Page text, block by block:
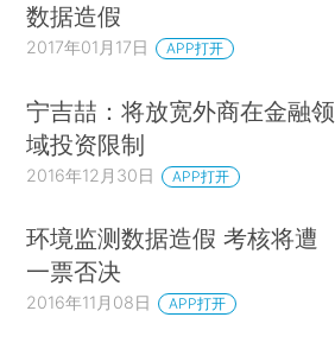
数据造假
2017年01月17日 APP打开
宁吉喆：将放宽外商在金融领
域投资限制
2016年12月30日 APP打开
环境监测数据造假 考核将遭
一票否决
2016年11月08日 APP打开